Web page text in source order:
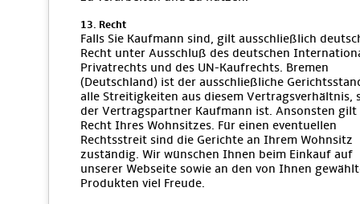
13. Recht
Falls Sie Kaufmann sind, gilt ausschließlich
Recht unter Ausschluß des deutschen
Privatrechts und des UN-Kaufrechts. Bremen
(Deutschland) ist der ausschließliche
alle Streitigkeiten aus diesem Vertragsverhältnis,
der Vertragspartner Kaufmann ist. Ansonsten gilt
Recht Ihres Wohnsitzes. Für einen eventuellen
Rechtsstreit sind die Gerichte an Ihrem Wohnsitz
zuständig. Wir wünschen Ihnen beim Einkauf auf
unserer Webseite sowie an den von Ihnen
Produkten viel Freude.